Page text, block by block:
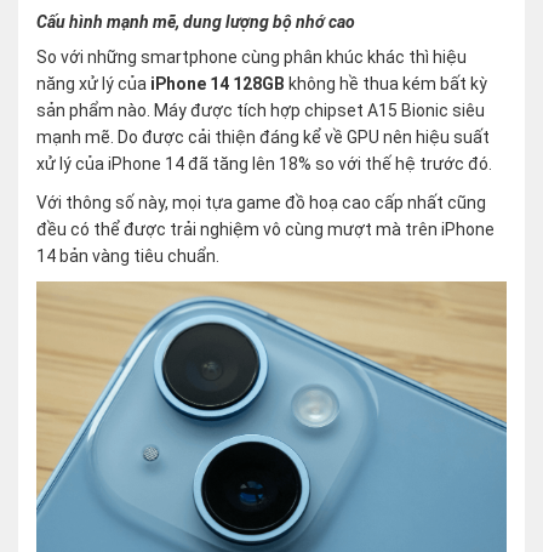
Cấu hình mạnh mẽ, dung lượng bộ nhớ cao
So với những smartphone cùng phân khúc khác thì hiệu
năng xử lý của iPhone 14 128GB không hề thua kém bất kỳ
sản phẩm nào. Máy được tích hợp chipset A15 Bionic siêu
mạnh mẽ. Do được cải thiện đáng kể về GPU nên hiệu suất
xử lý của iPhone 14 đã tăng lên 18% so với thế hệ trước đó.
Với thông số này, mọi tựa game đồ hoạ cao cấp nhất cũng
đều có thể được trải nghiệm vô cùng mượt mà trên iPhone
14 bản vàng tiêu chuẩn.